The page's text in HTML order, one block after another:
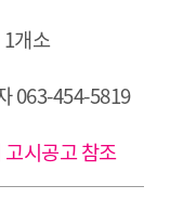
개소
063-454-5819
시공고 참조